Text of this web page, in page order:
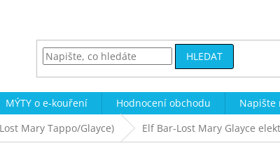
HLEDAT
MÝTY o e-kouření Hodnocení obchodu Napište
Mary Tappo/Glayce) Elf Bar-Lost Mary Glayce